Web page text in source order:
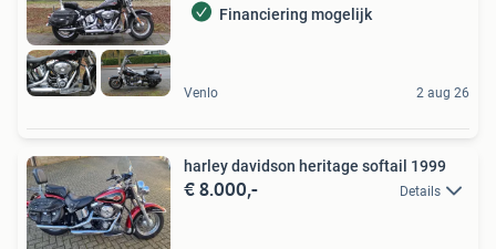
Financiering mogelijk
Venlo 2 aug 26
harley davidson heritage softail 1999
€ 8.000,- Details